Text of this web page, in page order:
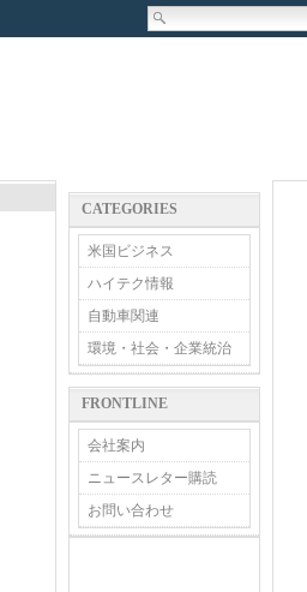
CATEGORIES
米国ビジネス
ハイテク情報
自動車関連
環境・社会・企業統治
FRONTLINE
会社案内
ニュースレター購読
お問い合わせ